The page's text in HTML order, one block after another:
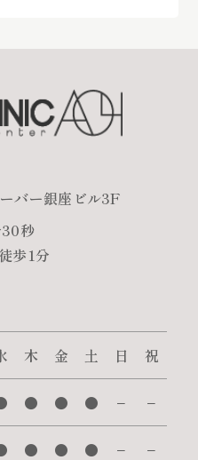
バー銀座ビル3F
秒
歩1分
木 金 土 日 祝
● ● ● − −
● ● ● − −